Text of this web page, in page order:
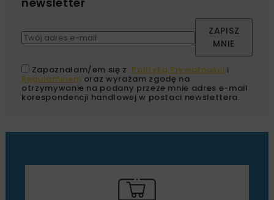
ZAPISZ
MNIE
Zapoznałam/em się z Polityką Prywatności i
Regulaminem oraz wyrażam zgodę na
otrzymywanie na podany przeze mnie adres e-mail
korespondencji handlowej w postaci newslettera.